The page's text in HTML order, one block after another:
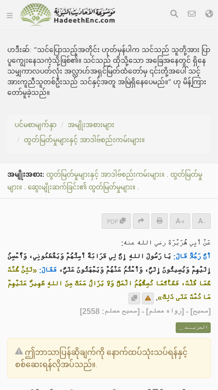
ဟဒီးဆ်: “သင်ပြောသည့်အတိုင်း ဟုတ်မှန်ပါက သင်သည် သူတို့အား ပြာ
ပူကျွေးနေသကဲ့သို့ဖြစ်၏။ သင်သည် ထိုသို့သော အခြေအနေတွင် ရှိနေ
သမျှကာလပတ်လုံး အလ္လာဟ်အရှင်မြတ်ထံတော်မှ ၎င်းတို့အပေါ် သင့်
အားကူညီသူတစ်ဦးသည် သင်နှင့်အတူ အမြဲရှိနေပေမည်။” ဟု မိန့်ကြား
တော်မူခဲ့သည်။
ပင်မစာမျက်နှာ
အမျိုးအစားများ
ထွတ်မြတ်မှုများနှင့် အာဒါဗ်စည်းကမ်းများ။
အမျိုးအစား: ထွတ်မြတ်မှုများနှင့် အာဒါဗ်စည်းကမ်းများ။ . ထွတ်မြတ်မှု
များ။ . ဆွေးမျိုးဆက်ခြင်း၏ ထွတ်မြတ်မှုများ။ .
PDF + -
عَنْ أَبِي هُرَيْرَةَ رضي الله عنه:
أَنَّ رَجُلًا قَالَ: يَا رَسُولَ اللهِ إِنَّ لِي قَرَابَةً أَصِلُهُمْ وَيَقْطَعُونِي، وَأُحْسِنُ
إِلَيْهِمْ وَيُسِيئُونَ إِلَيَّ، وَأَحْلُمُ عَنْهُمْ وَيَجْهَلُونَ عَلَيَّ، فَقَالَ: «لَئِنْ كُنْتَ
كَمَا قُلْتَ، فَكَأَنَّمَا تُسِفُّهُمُ الْمَلَّ وَلَا يَزَالُ مَعَكَ مِنَ اللهِ ظَهِيرٌ عَلَيْهِمْ
مَا دُمْتَ عَلَى ذَلِكَ».
[صحيح] - [رواه مسلم] - [صحيح مسلم: 2558]
المزيــد ...
ဤဘာသာပြန်ဆိုချက်ကို နောက်ထပ်သုံးသပ်ရန်နှင့်
စစ်ဆေးရန်လိုအပ်သည်။.